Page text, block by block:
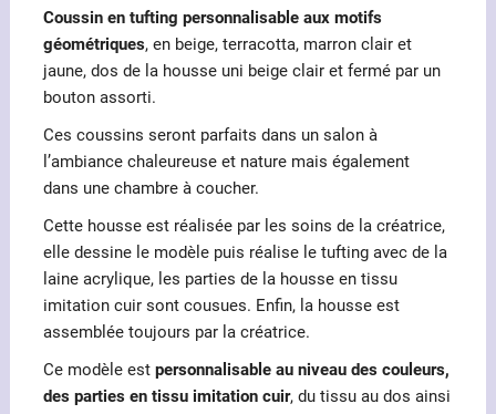
Coussin en tufting personnalisable aux motifs
géométriques, en beige, terracotta, marron clair et
jaune, dos de la housse uni beige clair et fermé par un
bouton assorti.
Ces coussins seront parfaits dans un salon à
l’ambiance chaleureuse et nature mais également
dans une chambre à coucher.
Cette housse est réalisée par les soins de la créatrice,
elle dessine le modèle puis réalise le tufting avec de la
laine acrylique, les parties de la housse en tissu
imitation cuir sont cousues. Enfin, la housse est
assemblée toujours par la créatrice.
Ce modèle est personnalisable au niveau des couleurs,
des parties en tissu imitation cuir, du tissu au dos ainsi